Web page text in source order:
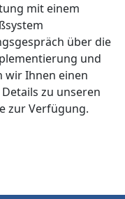
mit einem
über die
und
wir Ihnen einen
zu unseren
zur Verfügung.